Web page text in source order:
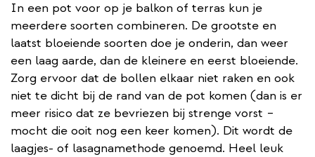
In een pot voor op je balkon of terras kun je
meerdere soorten combineren. De grootste en
laatst bloeiende soorten doe je onderin, dan weer
een laag aarde, dan de kleinere en eerst bloeiende.
Zorg ervoor dat de bollen elkaar niet raken en ook
niet te dicht bij de rand van de pot komen (dan is er
meer risico dat ze bevriezen bij strenge vorst –
mocht die ooit nog een keer komen). Dit wordt de
laagjes- of lasagnamethode genoemd. Heel leuk